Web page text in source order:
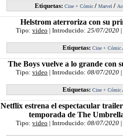
Etiquetas: Cine + Cómic / Marvel /
Helstrom aterroriza con su
Tipo: video | Introducido: 25/07/2020
Etiquetas: Cine + Cómic
The Boys vuelve a lo grande con
Tipo: video | Introducido: 08/07/2020
Etiquetas: Cine + Cómic
Netflix estrena el espectacular
temporada de The
Tipo: video | Introducido: 08/07/2020